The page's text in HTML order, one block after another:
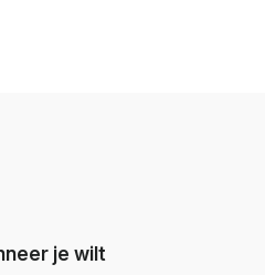
je wilt